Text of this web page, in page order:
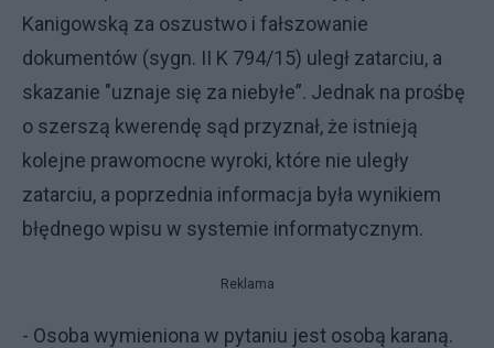
Kanigowską za oszustwo i fałszowanie
dokumentów (sygn. II K 794/15) uległ zatarciu, a
skazanie "uznaje się za niebyłe”. Jednak na prośbę
o szerszą kwerendę sąd przyznał, że istnieją
kolejne prawomocne wyroki, które nie uległy
zatarciu, a poprzednia informacja była wynikiem
błędnego wpisu w systemie informatycznym.
Reklama
- Osoba wymieniona w pytaniu jest osobą karaną.